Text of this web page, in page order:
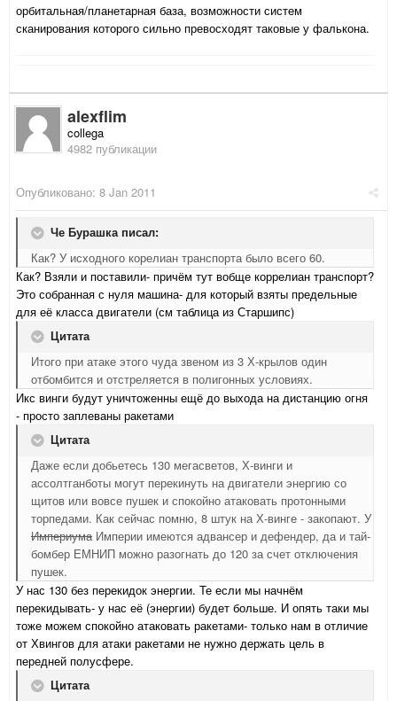
орбитальная/планетарная база, возможности систем
сканирования которого сильно превосходят таковые у фалькона.
alexflim
collega
4982 публикации
Опубликовано: 8 Jan 2011
Че Бурашка писал:
Как? У исходного корелиан транспорта было всего 60.
Как? Взяли и поставили- причём тут вобще коррелиан транспорт?
Это собранная с нуля машина- для который взяты предельные
для её класса двигатели (см таблица из Старшипс)
Цитата
Итого при атаке этого чуда звеном из 3 Х-крылов один
отбомбится и отстреляется в полигонных условиях.
Икс винги будут уничтоженны ещё до выхода на дистанцию огня
- просто заплеваны ракетами
Цитата
Даже если добьетесь 130 мегасветов, Х-винги и
ассолтганботы могут перекинуть на двигатели энергию со
щитов или вовсе пушек и спокойно атаковать протонными
торпедами. Как сейчас помню, 8 штук на Х-винге - закопают. У
ИмпериумаИмперии имеются адвансер и дефендер, да и тай-
бомбер ЕМНИП можно разогнать до 120 за счет отключения
пушек.
У нас 130 без перекидок энергии. Те если мы начнём
перекидывать- у нас её (энергии) будет больше. И опять таки мы
тоже можем спокойно атаковать ракетами- только нам в отличие
от Хвингов для атаки ракетами не нужно держать цель в
передней полусфере.
Цитата